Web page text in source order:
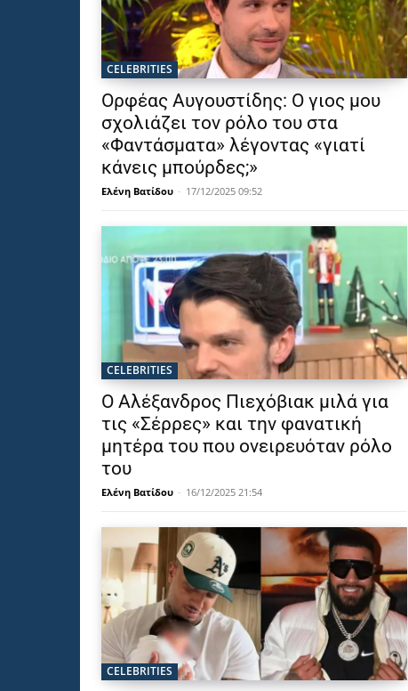
CELEBRITIES
Ορφέας Αυγουστίδης: Ο γιος μου
σχολιάζει τον ρόλο του στα
«Φαντάσματα» λέγοντας «γιατί
κάνεις μπούρδες;»
Ελένη Βατίδου - 17/12/2025 09:52
CELEBRITIES
Ο Αλέξανδρος Πιεχόβιακ μιλά για
τις «Σέρρες» και την φανατική
μητέρα του που ονειρευόταν ρόλο
του
Ελένη Βατίδου - 16/12/2025 21:54
CELEBRITIES